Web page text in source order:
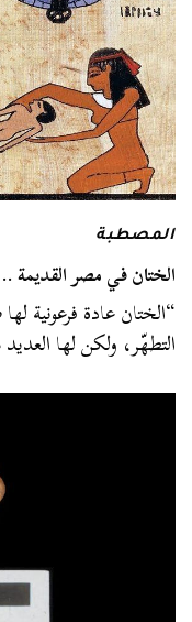
المصطبة
الختان في مصر القديمة
“الختان عادة فرعونية
التطهّر، ولكن لها